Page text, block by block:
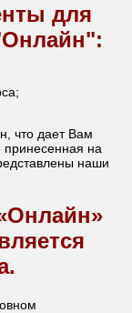
для
что дает Вам
принесенная на
наши